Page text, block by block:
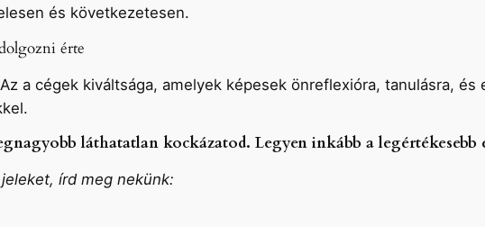
és következetesen.
érte
a cégek kiváltsága, amelyek képesek önreflexióra, tanulásra, és
láthatatlan kockázatod. Legyen inkább a legértékesebb
írd meg nekünk: